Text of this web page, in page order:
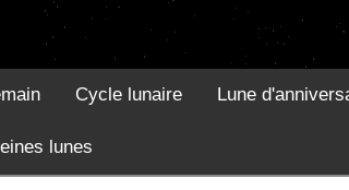
Cycle lunaire Lune
lunes